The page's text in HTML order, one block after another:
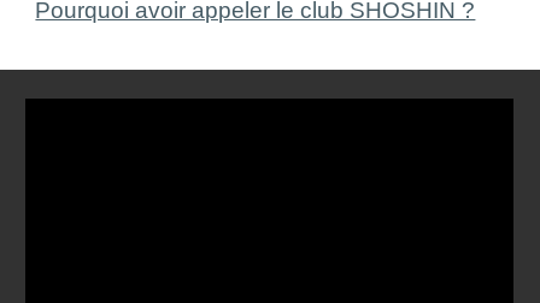
Pourquoi avoir appeler le club SHOSHIN ?